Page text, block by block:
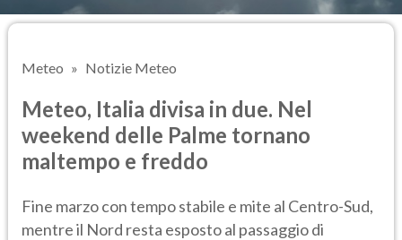
Meteo Notizie Meteo
Meteo, Italia divisa in due. Nel
weekend delle Palme tornano
maltempo e freddo
Fine marzo con tempo stabile e mite al Centro-Sud,
mentre il Nord resta esposto al passaggio di